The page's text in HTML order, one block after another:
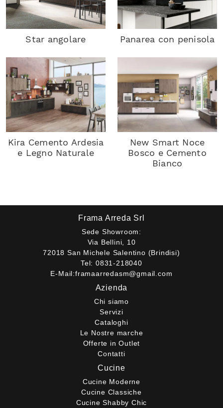
Star angolare Panarea con penisola
Kira Cemento Ardesia
e Legno Naturale
New Smart Noce
Bosco e Cemento
Bianco
Frama Arreda Srl
Sede Showroom:
Via Bellini, 10
72018 San Michele Salentino (Brindisi)
Tel: 0831-218040
E-Mail:framaarredasm@gmail.com
Azienda
Chi siamo
Servizi
Cataloghi
Le Nostre marche
Offerte in Outlet
Contatti
Cucine
Cucine Moderne
Cucine Classiche
Cucine Shabby Chic